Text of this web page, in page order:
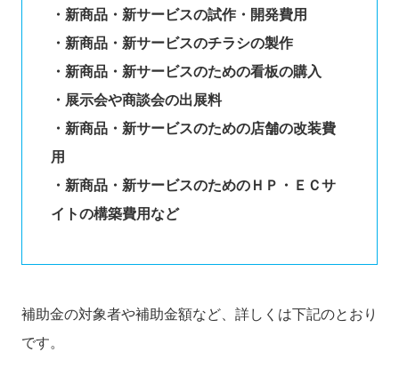
・新商品・新サービスの試作・開発費用
・新商品・新サービスのチラシの製作
・新商品・新サービスのための看板の購入
・展示会や商談会の出展料
・新商品・新サービスのための店舗の改装費
用
・新商品・新サービスのためのＨＰ・ＥＣサ
イトの構築費用など
補助金の対象者や補助金額など、詳しくは下記のとおり
です。